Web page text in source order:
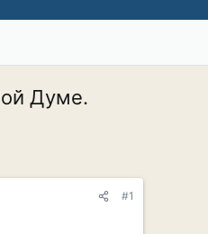
Думе.
#1